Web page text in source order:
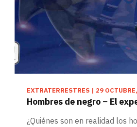
EXTRATERRESTRES | 29
Hombres de negro – El
¿Quiénes son en realidad los